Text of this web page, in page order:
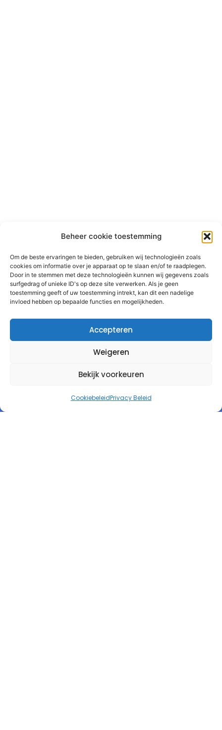
Beheer cookie toestemming
Om de beste ervaringen te bieden, gebruiken wij technologieën zoals
cookies om informatie over je apparaat op te slaan en/of te raadplegen.
Door in te stemmen met deze technologieën kunnen wij gegevens zoals
surfgedrag of unieke ID's op deze site verwerken. Als je geen
toestemming geeft of uw toestemming intrekt, kan dit een nadelige
invloed hebben op bepaalde functies en mogelijkheden.
Accepteren
Weigeren
Bekijk voorkeuren
CookiebeleidPrivacy Beleid